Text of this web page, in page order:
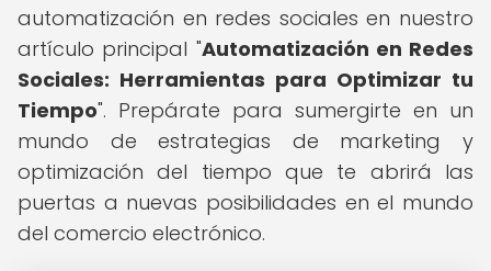
automatización en redes sociales en nuestro
artículo principal "Automatización en Redes
Sociales: Herramientas para Optimizar tu
Tiempo". Prepárate para sumergirte en un
mundo de estrategias de marketing y
optimización del tiempo que te abrirá las
puertas a nuevas posibilidades en el mundo
del comercio electrónico.